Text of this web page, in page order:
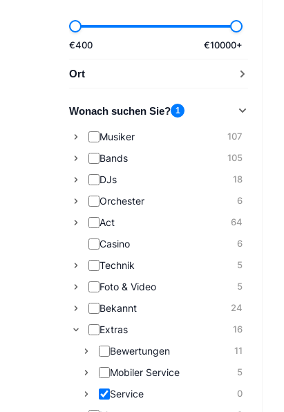
€400 €10000+
Ort
Wonach suchen Sie? 1
Musiker 107
Bands 105
DJs 18
Orchester 6
Act 64
Casino 6
Technik 5
Foto & Video 5
Bekannt 24
Extras 16
Bewertungen 11
Mobiler Service 5
Service 0